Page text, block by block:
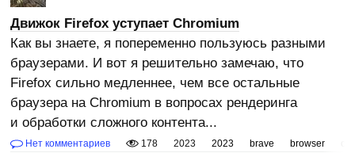
Движок Firefox уступает Chromium
Как вы знаете, я попеременно пользуюсь разными
браузерами. И вот я решительно замечаю, что
Firefox сильно медленнее, чем все остальные
браузера на Chromium в вопросах рендеринга
и обработки сложного контента...
Нет комментариев 178 2023 2023 brave browser